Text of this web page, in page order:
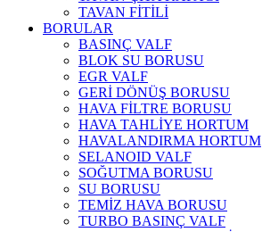
TAVAN FİTİLİ
BORULAR
BASINÇ VALF
BLOK SU BORUSU
EGR VALF
GERİ DÖNÜŞ BORUSU
HAVA FİLTRE BORUSU
HAVA TAHLİYE HORTUM
HAVALANDIRMA HORTUM
SELANOID VALF
SOĞUTMA BORUSU
SU BORUSU
TEMİZ HAVA BORUSU
TURBO BASINÇ VALF